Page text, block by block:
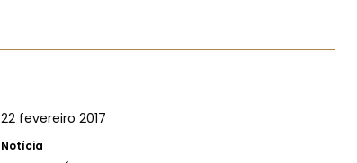
22 fevereiro 2017
Notícia